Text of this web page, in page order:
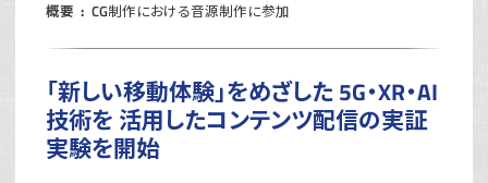
概要
CG制作における音源制作に参加
「新しい移動体験」をめざした 5G・XR・AI
技術を 活用したコンテンツ配信の実証
実験を開始